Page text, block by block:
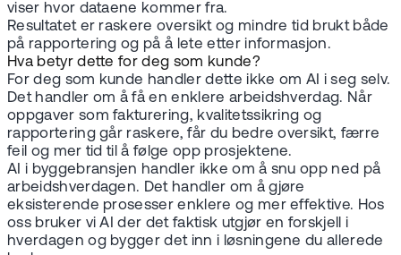
viser hvor dataene kommer fra.
Resultatet er raskere oversikt og mindre tid brukt både
på rapportering og på å lete etter informasjon.
Hva betyr dette for deg som kunde?
For deg som kunde handler dette ikke om AI i seg selv.
Det handler om å få en enklere arbeidshverdag. Når
oppgaver som fakturering, kvalitetssikring og
rapportering går raskere, får du bedre oversikt, færre
feil og mer tid til å følge opp prosjektene.
AI i byggebransjen handler ikke om å snu opp ned på
arbeidshverdagen. Det handler om å gjøre
eksisterende prosesser enklere og mer effektive. Hos
oss bruker vi AI der det faktisk utgjør en forskjell i
hverdagen og bygger det inn i løsningene du allerede